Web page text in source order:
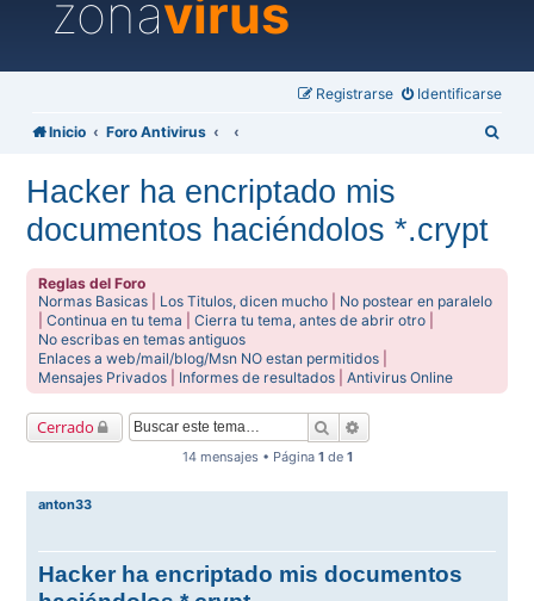
zonavirus
Identificarse
Registrarse
Inicio Foro Antivirus
Hacker ha encriptado mis
documentos haciéndolos *.crypt
Reglas del Foro
Normas Basicas
Los Titulos, dicen mucho
No postear en paralelo
|Continua en tu tema |Cierra tu tema, antes de abrir otro
No escribas en temas antiguos
Enlaces a web/mail/blog/Msn NO estan permitidos
Mensajes Privados
Informes de resultados |Antivirus Online
Cerrado Buscar
14 mensajes • Página 1 de 1
anton33
Hacker ha encriptado mis documentos